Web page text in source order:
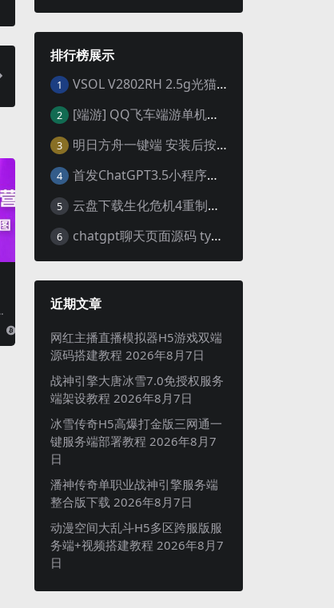
排行榜展示
1 VSOL V2802RH 2.5g光猫 设置使用教程及设置SN教程-附带稳定固件使用手册等
2 [端游] QQ飞车端游单机版，各种车套装都有，免虚拟机
3 明日方舟一键端 安装后按说明启动即可
4 首发ChatGPT3.5小程序开源vue
5 云盘下载生化危机4重制版女皇豪华版分流+女皇学习补丁+修改器 解压即玩【阿里云盘】
6 chatgpt聊天页面源码 typecho博客程序joe主题
近期文章
网红主播直播模拟器H5游戏双端
源码搭建教程 2026年8月7日
战神引擎大唐冰雪7.0免授权服务
端架设教程 2026年8月7日
冰雪传奇H5高爆打金版三网通一
键服务端部署教程 2026年8月7
日
潘神传奇单职业战神引擎服务端
整合版下载 2026年8月7日
动漫空间大乱斗H5多区跨服版服
务端+视频搭建教程 2026年8月7
日